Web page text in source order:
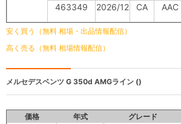
463349 2026/12 CA AAC
安く買う（無料 相場・出品情報配信）
高く売る（無料 相場情報配信）
メルセデスベンツ G 350d AMGライン ()
価格 年式 グレード